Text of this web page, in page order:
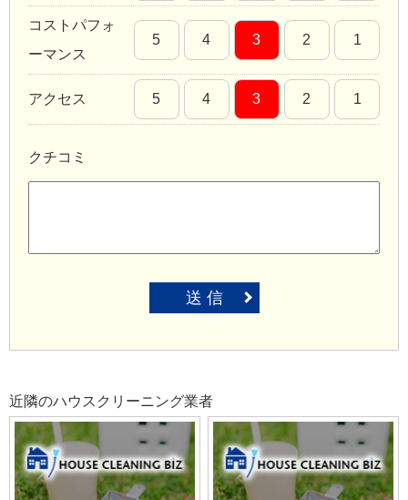
コストパフォ
ーマンス
5 4 3 2 1
アクセス 5 4 3 2 1
クチコミ
送 信
近隣のハウスクリーニング業者